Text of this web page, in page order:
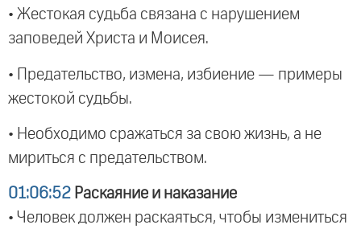
• Жестокая судьба связана с нарушением
заповедей Христа и Моисея.
• Предательство, измена, избиение — примеры
жестокой судьбы.
• Необходимо сражаться за свою жизнь, а не
мириться с предательством.
01:06:52 Раскаяние и наказание
• Человек должен раскаяться, чтобы измениться